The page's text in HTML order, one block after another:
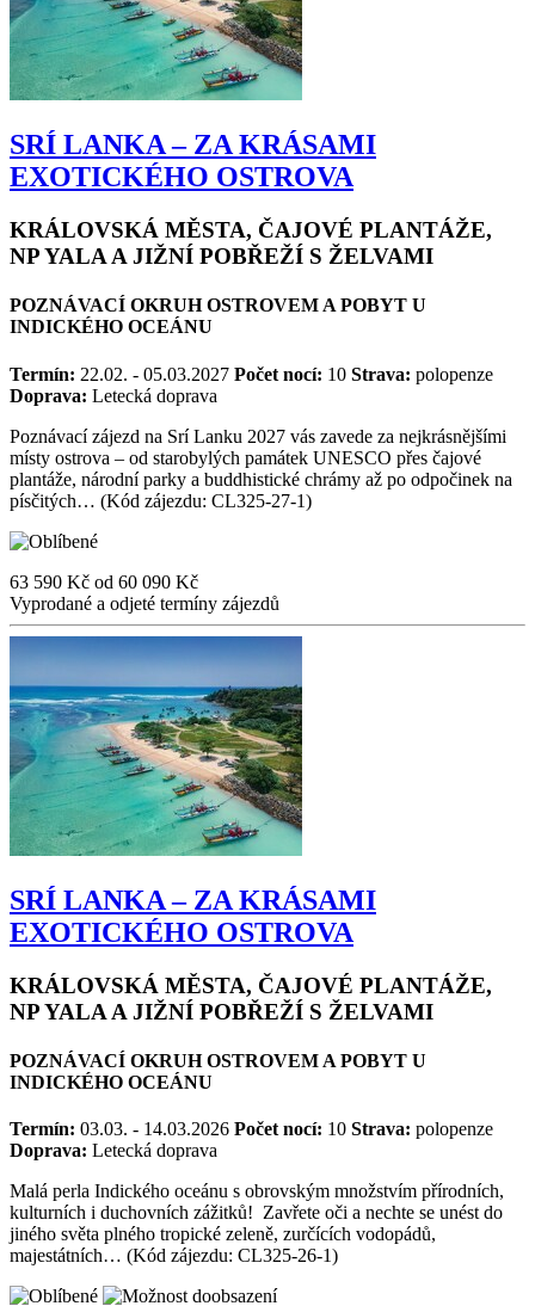
SRÍ LANKA – ZA KRÁSAMI
EXOTICKÉHO OSTROVA
KRÁLOVSKÁ MĚSTA, ČAJOVÉ PLANTÁŽE,
NP YALA A JIŽNÍ POBŘEŽÍ S ŽELVAMI
POZNÁVACÍ OKRUH OSTROVEM A POBYT U
INDICKÉHO OCEÁNU
Termín: 22.02. - 05.03.2027 Počet nocí: 10 Strava: polopenze
Doprava: Letecká doprava
Poznávací zájezd na Srí Lanku 2027 vás zavede za nejkrásnějšími
místy ostrova – od starobylých památek UNESCO přes čajové
plantáže, národní parky a buddhistické chrámy až po odpočinek na
písčitých… (Kód zájezdu: CL325-27-1)
63 590 Kč od 60 090 Kč
Vyprodané a odjeté termíny zájezdů
SRÍ LANKA – ZA KRÁSAMI
EXOTICKÉHO OSTROVA
KRÁLOVSKÁ MĚSTA, ČAJOVÉ PLANTÁŽE,
NP YALA A JIŽNÍ POBŘEŽÍ S ŽELVAMI
POZNÁVACÍ OKRUH OSTROVEM A POBYT U
INDICKÉHO OCEÁNU
Termín: 03.03. - 14.03.2026 Počet nocí: 10 Strava: polopenze
Doprava: Letecká doprava
Malá perla Indického oceánu s obrovským množstvím přírodních,
kulturních i duchovních zážitků! Zavřete oči a nechte se unést do
jiného světa plného tropické zeleně, zurčících vodopádů,
majestátních… (Kód zájezdu: CL325-26-1)